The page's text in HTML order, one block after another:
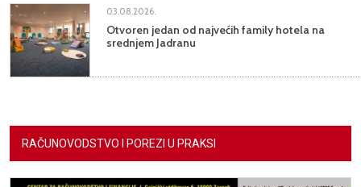
03.08.2026.
Otvoren jedan od najvećih family hotela na
srednjem Jadranu
RAČUNOVODSTVO I POREZI U PRAKSI